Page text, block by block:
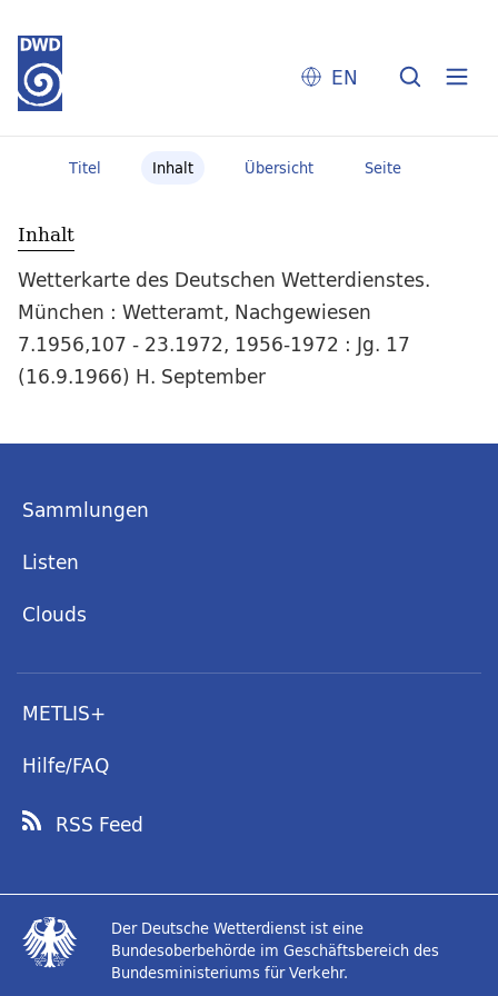
EN
Titel Inhalt Übersicht Seite
Inhalt
Wetterkarte des Deutschen Wetterdienstes.
München : Wetteramt, Nachgewiesen
7.1956,107 - 23.1972, 1956-1972 : Jg. 17
(16.9.1966) H. September
Sammlungen
Listen
Clouds
METLIS+
Hilfe/FAQ
RSS Feed
Der Deutsche Wetterdienst ist eine
Bundesoberbehörde im Geschäftsbereich des
Bundesministeriums für Verkehr.